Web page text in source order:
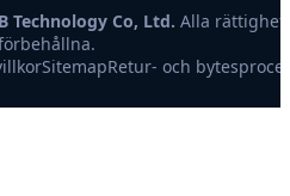
Technology Co, Ltd. Alla
SitemapRetur- och